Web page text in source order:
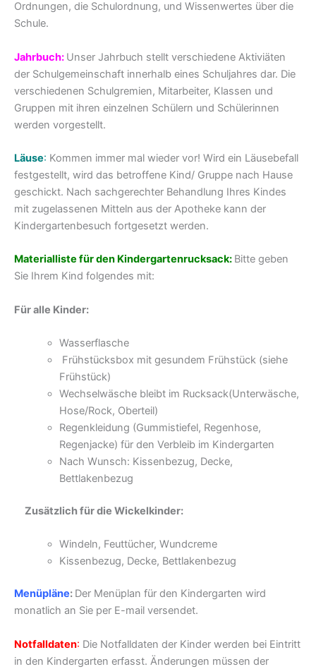
Ordnungen, die Schulordnung, und Wissenwertes über die
Schule.
Jahrbuch: Unser Jahrbuch stellt verschiedene Aktiviäten
der Schulgemeinschaft innerhalb eines Schuljahres dar. Die
verschiedenen Schulgremien, Mitarbeiter, Klassen und
Gruppen mit ihren einzelnen Schülern und Schülerinnen
werden vorgestellt.
Läuse: Kommen immer mal wieder vor! Wird ein Läusebefall
festgestellt, wird das betroffene Kind/ Gruppe nach Hause
geschickt. Nach sachgerechter Behandlung Ihres Kindes
mit zugelassenen Mitteln aus der Apotheke kann der
Kindergartenbesuch fortgesetzt werden.
Materialliste für den Kindergartenrucksack: Bitte geben
Sie Ihrem Kind folgendes mit:
Für alle Kinder:
Wasserflasche
Frühstücksbox mit gesundem Frühstück (siehe
Frühstück)
Wechselwäsche bleibt im Rucksack(Unterwäsche,
Hose/Rock, Oberteil)
Regenkleidung (Gummistiefel, Regenhose,
Regenjacke) für den Verbleib im Kindergarten
Nach Wunsch: Kissenbezug, Decke,
Bettlakenbezug
Zusätzlich für die Wickelkinder:
Windeln, Feuttücher, Wundcreme
Kissenbezug, Decke, Bettlakenbezug
Menüpläne: Der Menüplan für den Kindergarten wird
monatlich an Sie per E-mail versendet.
Notfalldaten: Die Notfalldaten der Kinder werden bei Eintritt
in den Kindergarten erfasst. Änderungen müssen der